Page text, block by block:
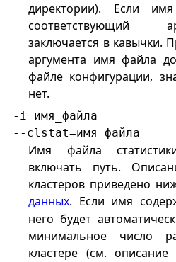
директории). Если
соответствующий
заключается в кавычки.
аргумента имя файла
файле конфигурации,
нет.
-i имя_файла
--clstat=имя_файла
Имя файла
включать путь.
кластеров приведено
данных. Если имя
него будет
минимальное число
кластере (см.